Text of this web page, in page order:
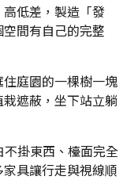
高低差，製造「發
間有自己的完整
庭園的一棵樹一塊
遮蔽，坐下站立躺
掛東西、檯面完全
具讓行走與視線順